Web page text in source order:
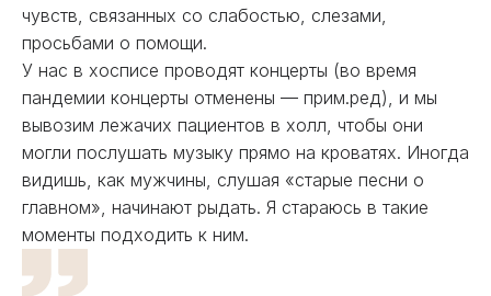
чувств, связанных со слабостью, слезами,
просьбами о помощи.
У нас в хосписе проводят концерты (во время
пандемии концерты отменены — прим.ред), и мы
вывозим лежачих пациентов в холл, чтобы они
могли послушать музыку прямо на кроватях. Иногда
видишь, как мужчины, слушая «старые песни о
главном», начинают рыдать. Я стараюсь в такие
моменты подходить к ним.